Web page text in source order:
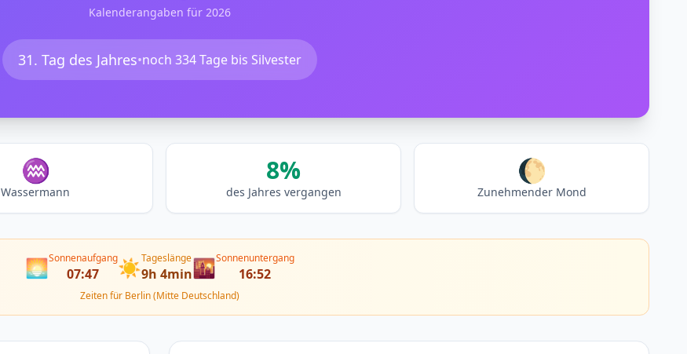
Kalenderangaben für 2026
31. Tag des Jahres•noch 334 Tage bis Silvester
♒
Wassermann
8%
des Jahres vergangen
🌔
Zunehmender Mond
🌅Sonnenaufgang
07:47 ☀️Tageslänge
9h 4min🌇Sonnenuntergang
16:52
Zeiten für Berlin (Mitte Deutschland)